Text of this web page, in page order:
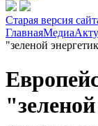
Старая версия
ГлавнаяМедиа
"зеленой